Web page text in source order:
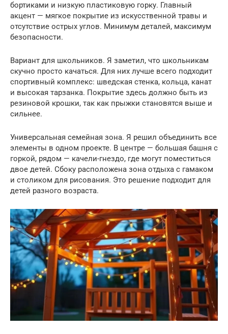
бортиками и низкую пластиковую горку. Главный
акцент — мягкое покрытие из искусственной травы и
отсутствие острых углов. Минимум деталей, максимум
безопасности.
Вариант для школьников. Я заметил, что школьникам
скучно просто качаться. Для них лучше всего подходит
спортивный комплекс: шведская стенка, кольца, канат
и высокая тарзанка. Покрытие здесь должно быть из
резиновой крошки, так как прыжки становятся выше и
сильнее.
Универсальная семейная зона. Я решил объединить все
элементы в одном проекте. В центре — большая башня с
горкой, рядом — качели-гнездо, где могут поместиться
двое детей. Сбоку расположена зона отдыха с гамаком
и столиком для рисования. Это решение подходит для
детей разного возраста.